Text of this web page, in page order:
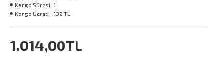
1.014,00TL
Kargo Süresi: 1
Kargo Ücreti : 132 TL